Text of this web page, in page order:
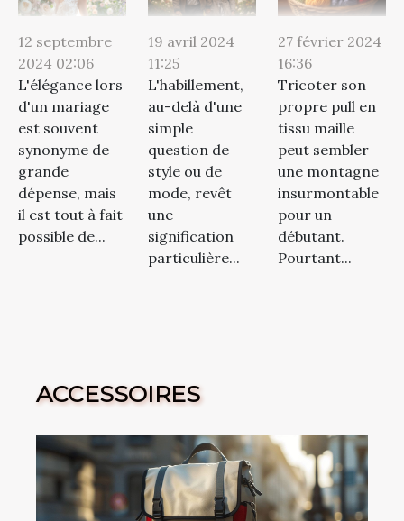
12 septembre
2024 02:06
L'élégance lors
d'un mariage
est souvent
synonyme de
grande
dépense, mais
il est tout à fait
possible de...
19 avril 2024
11:25
L'habillement,
au-delà d'une
simple
question de
style ou de
mode, revêt
une
signification
particulière...
27 février 2024
16:36
Tricoter son
propre pull en
tissu maille
peut sembler
une montagne
insurmontable
pour un
débutant.
Pourtant...
ACCESSOIRES